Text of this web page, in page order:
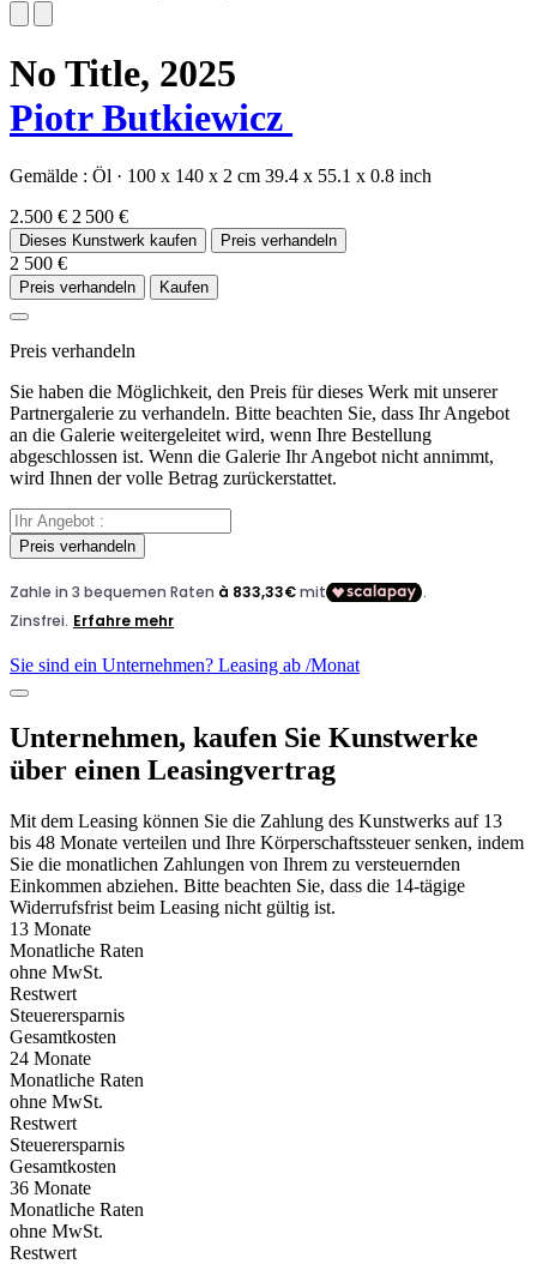
No Title, 2025
Piotr Butkiewicz
Gemälde : Öl · 100 x 140 x 2 cm 39.4 x 55.1 x 0.8 inch
2.500 € 2 500 €
Dieses Kunstwerk kaufen Preis verhandeln
2 500 €
Preis verhandeln Kaufen
Preis verhandeln
Sie haben die Möglichkeit, den Preis für dieses Werk mit unserer
Partnergalerie zu verhandeln. Bitte beachten Sie, dass Ihr Angebot
an die Galerie weitergeleitet wird, wenn Ihre Bestellung
abgeschlossen ist. Wenn die Galerie Ihr Angebot nicht annimmt,
wird Ihnen der volle Betrag zurückerstattet.
Preis verhandeln
Sie sind ein Unternehmen? Leasing ab /Monat
Unternehmen, kaufen Sie Kunstwerke
über einen Leasingvertrag
Mit dem Leasing können Sie die Zahlung des Kunstwerks auf 13
bis 48 Monate verteilen und Ihre Körperschaftssteuer senken, indem
Sie die monatlichen Zahlungen von Ihrem zu versteuernden
Einkommen abziehen. Bitte beachten Sie, dass die 14-tägige
Widerrufsfrist beim Leasing nicht gültig ist.
13 Monate
Monatliche Raten
ohne MwSt.
Restwert
Steuerersparnis
Gesamtkosten
24 Monate
Monatliche Raten
ohne MwSt.
Restwert
Steuerersparnis
Gesamtkosten
36 Monate
Monatliche Raten
ohne MwSt.
Restwert